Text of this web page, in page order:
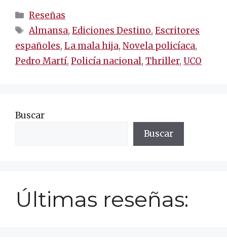
Categorías
Reseñas
Etiquetas
Almansa,Ediciones Destino,Escritores
españoles, La mala hija, Novela policíaca,
Pedro Martí, Policía nacional, Thriller, UCO
Buscar
Buscar
Últimas reseñas: